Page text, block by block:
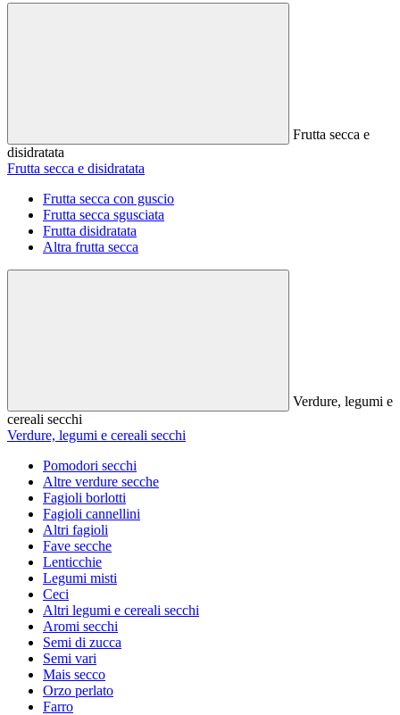
Frutta secca e
disidratata
Frutta secca e disidratata
Frutta secca con guscio
Frutta secca sgusciata
Frutta disidratata
Altra frutta secca
Verdure, legumi e
cereali secchi
Verdure, legumi e cereali secchi
Pomodori secchi
Altre verdure secche
Fagioli borlotti
Fagioli cannellini
Altri fagioli
Fave secche
Lenticchie
Legumi misti
Ceci
Altri legumi e cereali secchi
Aromi secchi
Semi di zucca
Semi vari
Mais secco
Orzo perlato
Farro